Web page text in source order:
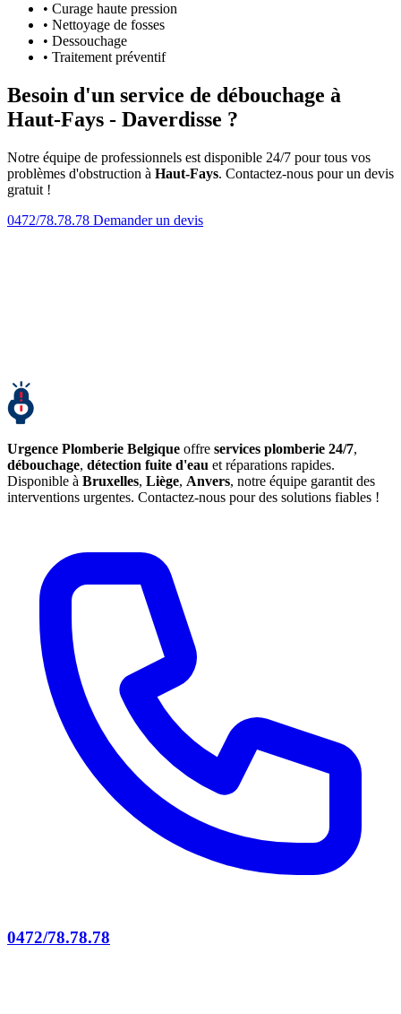
• Curage haute pression
• Nettoyage de fosses
• Dessouchage
• Traitement préventif
Besoin d'un service de débouchage à
Haut-Fays - Daverdisse ?
Notre équipe de professionnels est disponible 24/7 pour tous vos
problèmes d'obstruction à Haut-Fays. Contactez-nous pour un devis
gratuit !
0472/78.78.78 Demander un devis
Urgence Plomberie Belgique offre services plomberie 24/7,
débouchage, détection fuite d'eau et réparations rapides.
Disponible à Bruxelles, Liège, Anvers, notre équipe garantit des
interventions urgentes. Contactez-nous pour des solutions fiables !
0472/78.78.78